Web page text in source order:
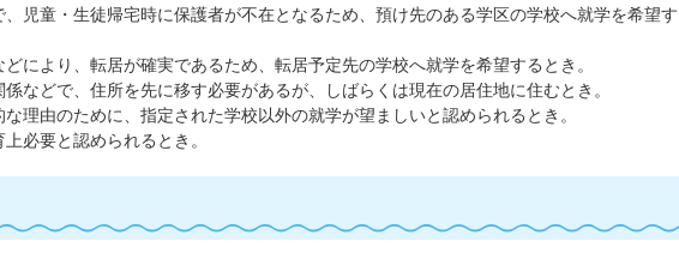
、児童・生徒帰宅時に保護者が不在となるため、預け先のある学区の学校へ就学を希望す
により、転居が確実であるため、転居予定先の学校へ就学を希望するとき。
などで、住所を先に移す必要があるが、しばらくは現在の居住地に住むとき。
理由のために、指定された学校以外の就学が望ましいと認められるとき。
必要と認められるとき。